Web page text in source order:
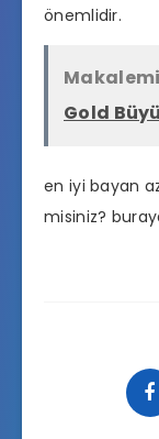
önemlidir.
Gold
en iyi bayan
misiniz?